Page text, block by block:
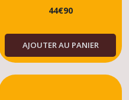
44€90
AJOUTER AU PANIER